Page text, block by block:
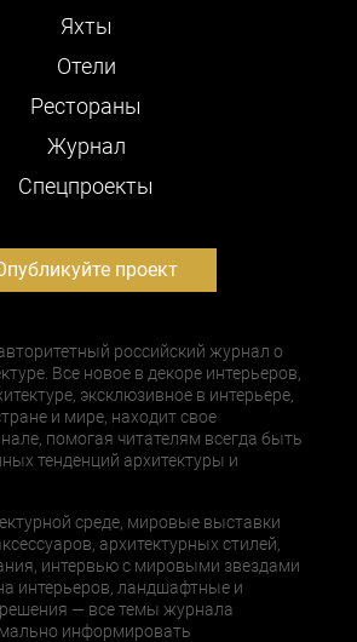
Яхты
Отели
Рестораны
Журнал
Cпецпроекты
проект
российский журнал о
Все новое в декоре интерьеров,
эксклюзивное в интерьере,
и мире, находит свое
помогая читателям всегда быть
тенденций архитектуры и
среде, мировые выставки
архитектурных стилей,
интервью с мировыми звездами
интерьеров, ландшафтные и
— все темы журнала
информировать